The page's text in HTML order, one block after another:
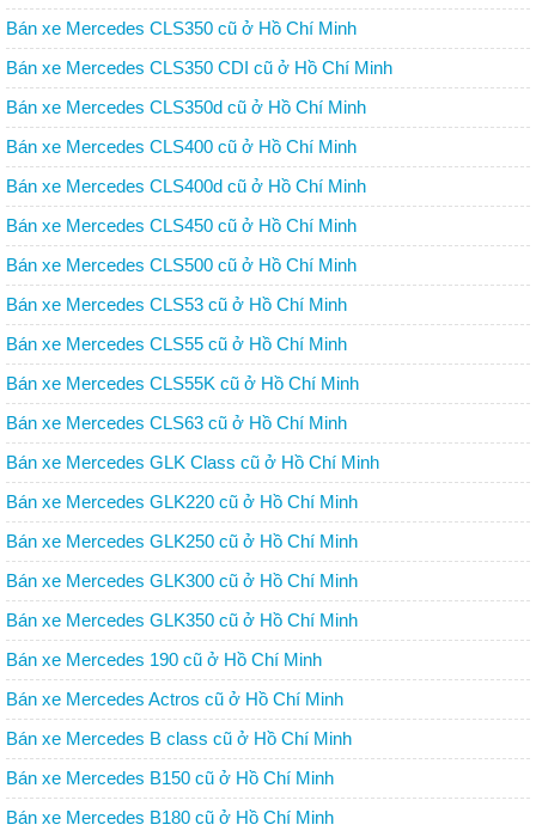
Bán xe Mercedes CLS350 cũ ở Hồ Chí Minh
Bán xe Mercedes CLS350 CDI cũ ở Hồ Chí Minh
Bán xe Mercedes CLS350d cũ ở Hồ Chí Minh
Bán xe Mercedes CLS400 cũ ở Hồ Chí Minh
Bán xe Mercedes CLS400d cũ ở Hồ Chí Minh
Bán xe Mercedes CLS450 cũ ở Hồ Chí Minh
Bán xe Mercedes CLS500 cũ ở Hồ Chí Minh
Bán xe Mercedes CLS53 cũ ở Hồ Chí Minh
Bán xe Mercedes CLS55 cũ ở Hồ Chí Minh
Bán xe Mercedes CLS55K cũ ở Hồ Chí Minh
Bán xe Mercedes CLS63 cũ ở Hồ Chí Minh
Bán xe Mercedes GLK Class cũ ở Hồ Chí Minh
Bán xe Mercedes GLK220 cũ ở Hồ Chí Minh
Bán xe Mercedes GLK250 cũ ở Hồ Chí Minh
Bán xe Mercedes GLK300 cũ ở Hồ Chí Minh
Bán xe Mercedes GLK350 cũ ở Hồ Chí Minh
Bán xe Mercedes 190 cũ ở Hồ Chí Minh
Bán xe Mercedes Actros cũ ở Hồ Chí Minh
Bán xe Mercedes B class cũ ở Hồ Chí Minh
Bán xe Mercedes B150 cũ ở Hồ Chí Minh
Bán xe Mercedes B180 cũ ở Hồ Chí Minh